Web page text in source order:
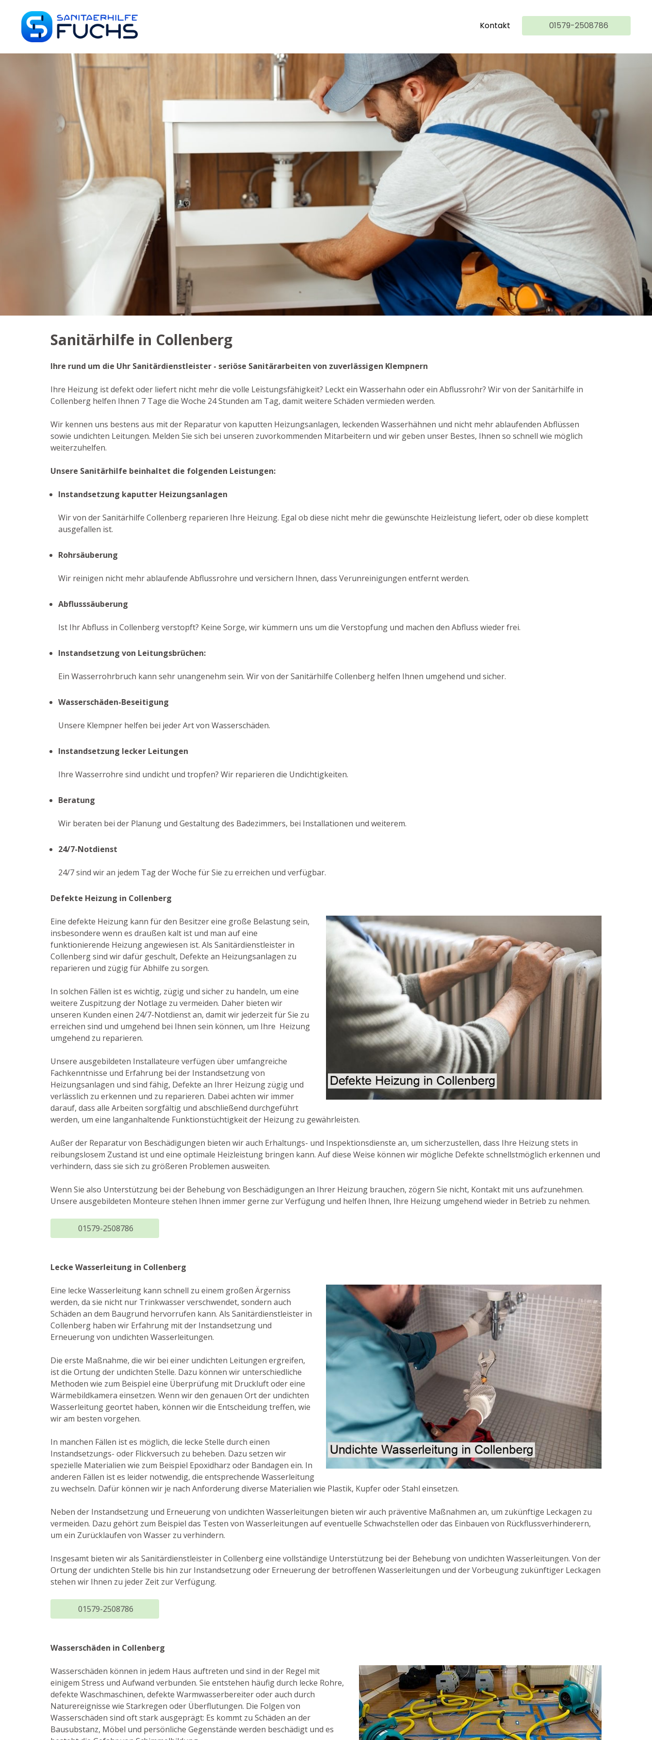
Kontakt 01579-2508786
Sanitärhilfe in Collenberg
Ihre rund um die Uhr Sanitärdienstleister - seriöse Sanitärarbeiten von zuverlässigen Klempnern
Ihre Heizung ist defekt oder liefert nicht mehr die volle Leistungsfähigkeit? Leckt ein Wasserhahn oder ein Abflussrohr? Wir von der Sanitärhilfe in
Collenberg helfen Ihnen 7 Tage die Woche 24 Stunden am Tag, damit weitere Schäden vermieden werden.
Wir kennen uns bestens aus mit der Reparatur von kaputten Heizungsanlagen, leckenden Wasserhähnen und nicht mehr ablaufenden Abflüssen
sowie undichten Leitungen. Melden Sie sich bei unseren zuvorkommenden Mitarbeitern und wir geben unser Bestes, Ihnen so schnell wie möglich
weiterzuhelfen.
Unsere Sanitärhilfe beinhaltet die folgenden Leistungen:
Instandsetzung kaputter Heizungsanlagen
Wir von der Sanitärhilfe Collenberg reparieren Ihre Heizung. Egal ob diese nicht mehr die gewünschte Heizleistung liefert, oder ob diese komplett
ausgefallen ist.
Rohrsäuberung
Wir reinigen nicht mehr ablaufende Abflussrohre und versichern Ihnen, dass Verunreinigungen entfernt werden.
Abflusssäuberung
Ist Ihr Abfluss in Collenberg verstopft? Keine Sorge, wir kümmern uns um die Verstopfung und machen den Abfluss wieder frei.
Instandsetzung von Leitungsbrüchen:
Ein Wasserrohrbruch kann sehr unangenehm sein. Wir von der Sanitärhilfe Collenberg helfen Ihnen umgehend und sicher.
Wasserschäden-Beseitigung
Unsere Klempner helfen bei jeder Art von Wasserschäden.
Instandsetzung lecker Leitungen
Ihre Wasserrohre sind undicht und tropfen? Wir reparieren die Undichtigkeiten.
Beratung
Wir beraten bei der Planung und Gestaltung des Badezimmers, bei Installationen und weiterem.
24/7-Notdienst
24/7 sind wir an jedem Tag der Woche für Sie zu erreichen und verfügbar.
Defekte Heizung in Collenberg
Eine defekte Heizung kann für den Besitzer eine große Belastung sein,
insbesondere wenn es draußen kalt ist und man auf eine
funktionierende Heizung angewiesen ist. Als Sanitärdienstleister in
Collenberg sind wir dafür geschult, Defekte an Heizungsanlagen zu
reparieren und zügig für Abhilfe zu sorgen.
In solchen Fällen ist es wichtig, zügig und sicher zu handeln, um eine
weitere Zuspitzung der Notlage zu vermeiden. Daher bieten wir
unseren Kunden einen 24/7-Notdienst an, damit wir jederzeit für Sie zu
erreichen sind und umgehend bei Ihnen sein können, um Ihre Heizung
umgehend zu reparieren.
Unsere ausgebildeten Installateure verfügen über umfangreiche
Fachkenntnisse und Erfahrung bei der Instandsetzung von
Heizungsanlagen und sind fähig, Defekte an Ihrer Heizung zügig und
verlässlich zu erkennen und zu reparieren. Dabei achten wir immer
darauf, dass alle Arbeiten sorgfältig und abschließend durchgeführt
werden, um eine langanhaltende Funktionstüchtigkeit der Heizung zu gewährleisten.
Außer der Reparatur von Beschädigungen bieten wir auch Erhaltungs- und Inspektionsdienste an, um sicherzustellen, dass Ihre Heizung stets in
reibungslosem Zustand ist und eine optimale Heizleistung bringen kann. Auf diese Weise können wir mögliche Defekte schnellstmöglich erkennen und
verhindern, dass sie sich zu größeren Problemen ausweiten.
Wenn Sie also Unterstützung bei der Behebung von Beschädigungen an Ihrer Heizung brauchen, zögern Sie nicht, Kontakt mit uns aufzunehmen.
Unsere ausgebildeten Monteure stehen Ihnen immer gerne zur Verfügung und helfen Ihnen, Ihre Heizung umgehend wieder in Betrieb zu nehmen.
01579-2508786
Lecke Wasserleitung in Collenberg
Eine lecke Wasserleitung kann schnell zu einem großen Ärgerniss
werden, da sie nicht nur Trinkwasser verschwendet, sondern auch
Schäden an dem Baugrund hervorrufen kann. Als Sanitärdienstleister in
Collenberg haben wir Erfahrung mit der Instandsetzung und
Erneuerung von undichten Wasserleitungen.
Die erste Maßnahme, die wir bei einer undichten Leitungen ergreifen,
ist die Ortung der undichten Stelle. Dazu können wir unterschiedliche
Methoden wie zum Beispiel eine Überprüfung mit Druckluft oder eine
Wärmebildkamera einsetzen. Wenn wir den genauen Ort der undichten
Wasserleitung geortet haben, können wir die Entscheidung treffen, wie
wir am besten vorgehen.
In manchen Fällen ist es möglich, die lecke Stelle durch einen
Instandsetzungs- oder Flickversuch zu beheben. Dazu setzen wir
spezielle Materialien wie zum Beispiel Epoxidharz oder Bandagen ein. In
anderen Fällen ist es leider notwendig, die entsprechende Wasserleitung
zu wechseln. Dafür können wir je nach Anforderung diverse Materialien wie Plastik, Kupfer oder Stahl einsetzen.
Neben der Instandsetzung und Erneuerung von undichten Wasserleitungen bieten wir auch präventive Maßnahmen an, um zukünftige Leckagen zu
vermeiden. Dazu gehört zum Beispiel das Testen von Wasserleitungen auf eventuelle Schwachstellen oder das Einbauen von Rückflussverhinderern,
um ein Zurücklaufen von Wasser zu verhindern.
Insgesamt bieten wir als Sanitärdienstleister in Collenberg eine vollständige Unterstützung bei der Behebung von undichten Wasserleitungen. Von der
Ortung der undichten Stelle bis hin zur Instandsetzung oder Erneuerung der betroffenen Wasserleitungen und der Vorbeugung zukünftiger Leckagen
stehen wir Ihnen zu jeder Zeit zur Verfügung.
01579-2508786
Wasserschäden in Collenberg
Wasserschäden können in jedem Haus auftreten und sind in der Regel mit
einigem Stress und Aufwand verbunden. Sie entstehen häufig durch lecke Rohre,
defekte Waschmaschinen, defekte Warmwasserbereiter oder auch durch
Naturereignisse wie Starkregen oder Überflutungen. Die Folgen von
Wasserschäden sind oft stark ausgeprägt: Es kommt zu Schäden an der
Bausubstanz, Möbel und persönliche Gegenstände werden beschädigt und es